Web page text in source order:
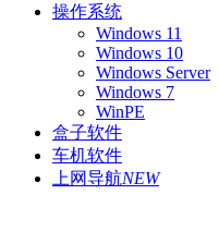
操作系统
Windows 11
Windows 10
Windows Server
Windows 7
WinPE
盒子软件
车机软件
上网导航NEW